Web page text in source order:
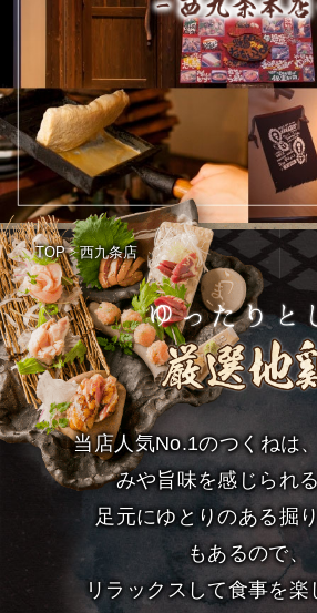
TOP>西九条店
当店人気No.1のつくねは
みや旨味を感じられ
足元にゆとりのある掘
もあるので、
リラックスして食事を楽